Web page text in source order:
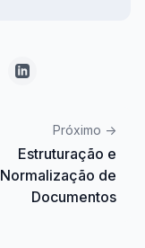
Próximo ->
Estruturação e
Normalização de
Documentos